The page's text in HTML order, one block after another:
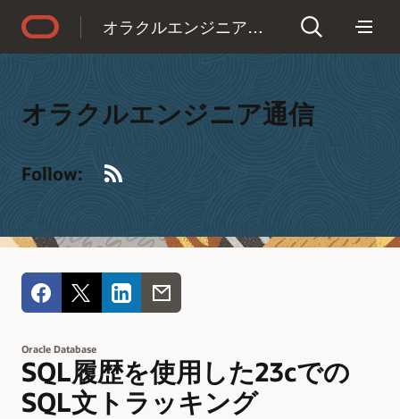
オラクルエンジニア通信
オラクルエンジニア通信
Follow:
Oracle Database
SQL履歴を使用した23cでの
SQL文トラッキング